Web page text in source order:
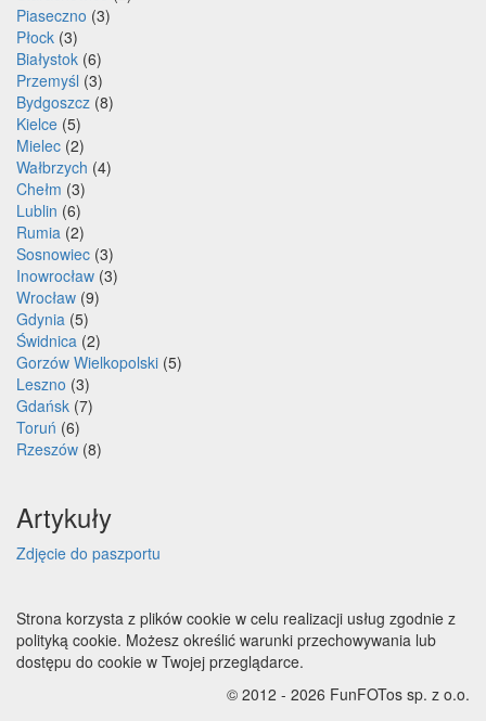
Piaseczno (3)
Płock (3)
Białystok (6)
Przemyśl (3)
Bydgoszcz (8)
Kielce (5)
Mielec (2)
Wałbrzych (4)
Chełm (3)
Lublin (6)
Rumia (2)
Sosnowiec (3)
Inowrocław (3)
Wrocław (9)
Gdynia (5)
Świdnica (2)
Gorzów Wielkopolski (5)
Leszno (3)
Gdańsk (7)
Toruń (6)
Rzeszów (8)
Artykuły
Zdjęcie do paszportu
Strona korzysta z plików cookie w celu realizacji usług zgodnie z
polityką cookie. Możesz określić warunki przechowywania lub
dostępu do cookie w Twojej przeglądarce.
© 2012 - 2026 FunFOTos sp. z o.o.